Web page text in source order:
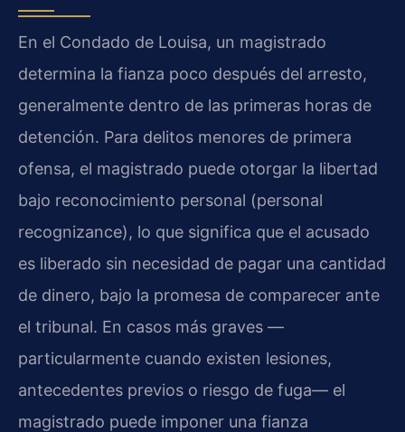
En el Condado de Louisa, un magistrado
determina la fianza poco después del arresto,
generalmente dentro de las primeras horas de
detención. Para delitos menores de primera
ofensa, el magistrado puede otorgar la libertad
bajo reconocimiento personal (personal
recognizance), lo que significa que el acusado
es liberado sin necesidad de pagar una cantidad
de dinero, bajo la promesa de comparecer ante
el tribunal. En casos más graves —
particularmente cuando existen lesiones,
antecedentes previos o riesgo de fuga— el
magistrado puede imponer una fianza